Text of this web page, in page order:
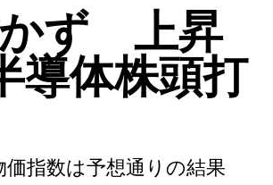
かず 上昇
体株頭打
指数は予想通りの結果